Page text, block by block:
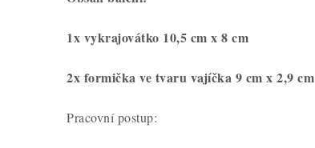
1x vykrajovátko 10,5 cm x 8 cm
2x formička ve tvaru vajíčka 9 cm x 2,9 cm
Pracovní postup: